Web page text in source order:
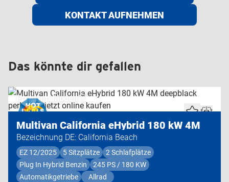
KONTAKT AUFNEHMEN
Das könnte dir gefallen
Premium Modell
Multivan California eHybrid 180 kW 4M
Bezeichnung DE: California Beach
EZ 12/2025 5 Sitzplätze
2 Schlafplätze
Plug In Hybrid Benzin
245 PS / 180 KW
Automatikgetriebe
Allrad